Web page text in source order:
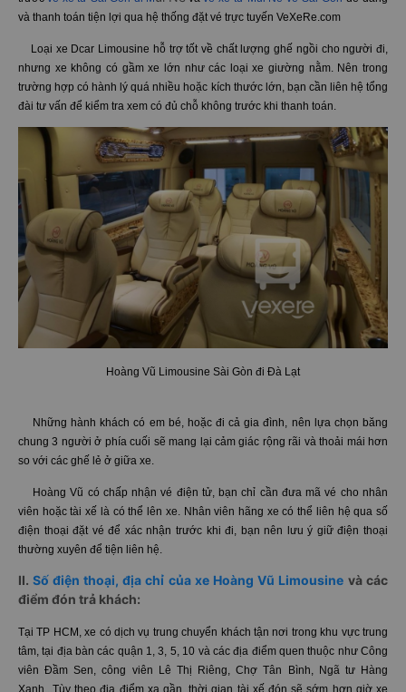
Hoàng Vũ Limousine cung cấp dòng xe Ford Dcar với 9 chỗ dành cho
hành khách. Số lượng ghế ít và chất lượng dịch vụ cao nên nếu đặt quá
gần ngày đi sẽ không còn những vị trí tốt hoặc hết vé. Bạn có thể đặt vé
trướcvé xe từ Sài Gòn đi Mũi Né vàvé xe từ Mũi Né về Sài Gòndễ dàng
và thanh toán tiện lợi qua hệ thống đặt vé trực tuyến VeXeRe.com
Loại xe Dcar Limousine hỗ trợ tốt về chất lượng ghế ngồi cho người đi,
nhưng xe không có gầm xe lớn như các loại xe giường nằm. Nên trong
trường hợp có hành lý quá nhiều hoặc kích thước lớn, bạn cần liên hệ tổng
đài tư vấn để kiểm tra xem có đủ chỗ không trước khi thanh toán.
Hoàng Vũ Limousine Sài Gòn đi Đà Lạt
Những hành khách có em bé, hoặc đi cả gia đình, nên lựa chọn băng
chung 3 người ở phía cuối sẽ mang lại cảm giác rộng rãi và thoải mái hơn
so với các ghế lẻ ở giữa xe.
Hoàng Vũ có chấp nhận vé điện tử, bạn chỉ cần đưa mã vé cho nhân
viên hoặc tài xế là có thể lên xe. Nhân viên hãng xe có thể liên hệ qua số
điện thoại đặt vé để xác nhận trước khi đi, bạn nên lưu ý giữ điện thoại
II.Số điện thoại, địa chỉ của xe Hoàng Vũ Limousinevà các
điểm đón trả khách: